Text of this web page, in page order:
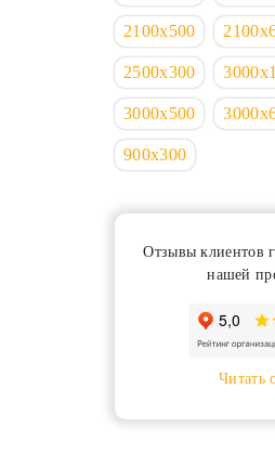
2100х500
2500х300
3000х500
900х300
Отзывы клиентов
нашей
Читать